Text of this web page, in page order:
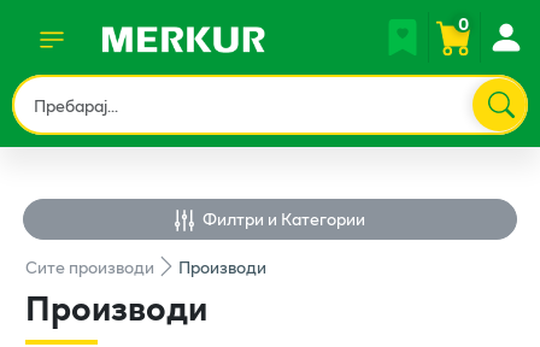
0
Филтри и Категории
Ситепроизводи Производи
Производи